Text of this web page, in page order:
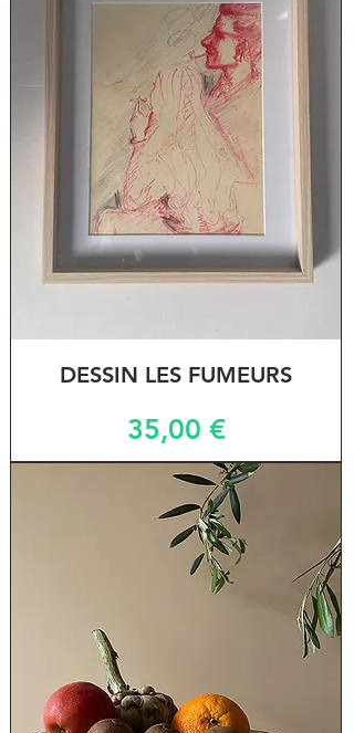
DESSIN LES FUMEURS
Prix
35,00 €